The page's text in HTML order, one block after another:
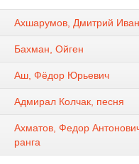
Ахшарумов, Дмитрий
Бахман, Ойген
Аш, Фёдор Юрьевич
Адмирал Колчак, песня
Ахматов, Федор
ранга